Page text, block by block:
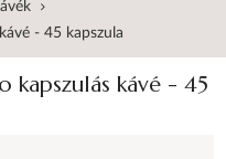
- 45 kapszula
kávé - 45